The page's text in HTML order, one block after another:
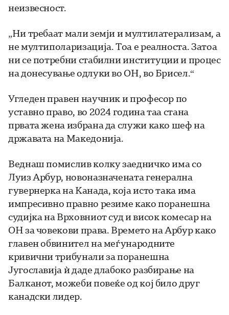
неизвесност.
„Ни требаат мали земји и мултилатерализам, а
не мултиполаризација. Тоа е реалноста. Затоа
ни се потребни стабилни институции и процес
на донесување одлуки во ОН, во Брисел.“
Угледен правен научник и професор по
уставно право, во 2024 година таа стана
првата жена избрана да служи како шеф на
државата на Македонија.
Веднаш помислив колку заедничко има со
Луиз Арбур, новоназначената генерална
гувернерка на Канада, која исто така има
импресивно правно резиме како поранешна
судијка на Врховниот суд и висок комесар на
ОН за човекови права. Времето на Арбур како
главен обвинител на меѓународните
кривични трибунали за поранешна
Југославија ѝ даде длабоко разбирање на
Балканот, можеби повеќе од кој било друг
канадски лидер.